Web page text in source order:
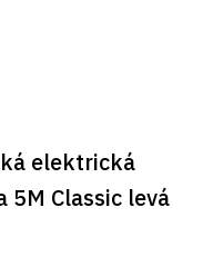
elektrická
Classic levá